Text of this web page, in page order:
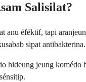
Salisilat?
anu éféktif, tapi
sipat antibakterina.
hideung jeung